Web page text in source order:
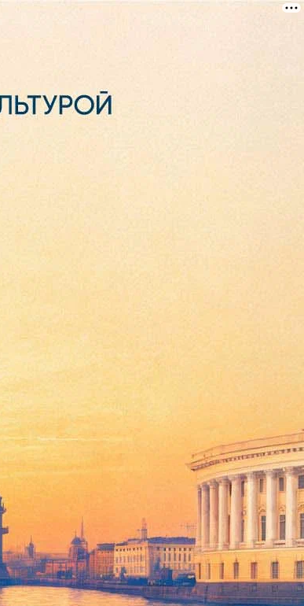
с привычным ходом вещей. Так сложилось в
в части мюзикла Москва, а за современный танец
также лучшими названы исполнители
разделе «Оперетта-Мюзикл» назван Владимир